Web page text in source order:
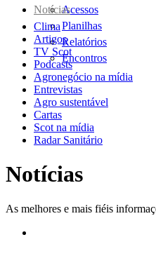
Acessos
Planilhas
Relatórios
Encontros
Notícias
Clima
Artigos
TV Scot
Podcasts
Agronegócio na mídia
Entrevistas
Agro sustentável
Cartas
Scot na mídia
Radar Sanitário
Notícias
As melhores e mais fiéis